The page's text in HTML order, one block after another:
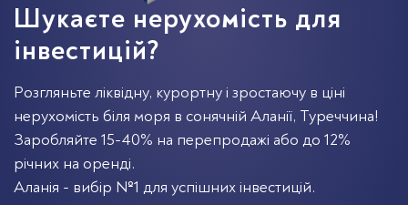
Шукаєте нерухомість для
інвестицій?
Розгляньте ліквідну, курортну і зростаючу в ціні
нерухомість біля моря в сонячній Аланії, Туреччина!
Заробляйте 15-40% на перепродажі або до 12%
річних на оренді.
Аланія - вибір №1 для успішних інвестицій.